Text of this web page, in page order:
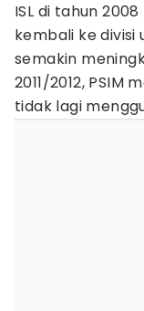
ISL di tahun
kembali ke divisi
semakin
2011/2012,
tidak lagi